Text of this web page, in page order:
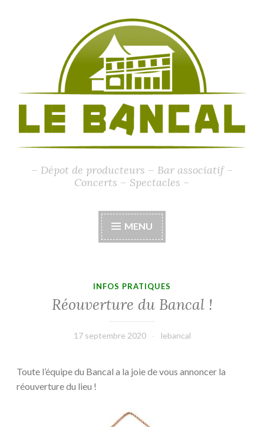
– Dépot de producteurs – Bar associatif –
Concerts – Spectacles –
MENU
INFOS PRATIQUES
Réouverture du Bancal !
17 septembre 2020 lebancal
Toute l’équipe du Bancal a la joie de vous annoncer la
réouverture du lieu !